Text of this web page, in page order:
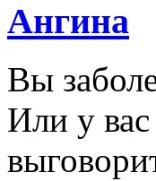
Ангина
Вы
Или у